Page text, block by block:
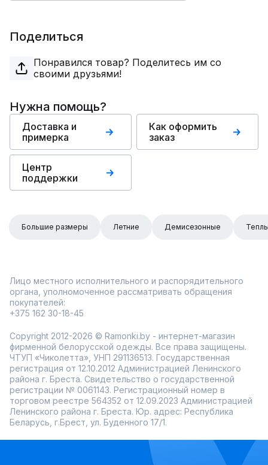
Поделиться
Понравился товар? Поделитесь им со
своими друзьями!
Нужна помощь?
Доставка и
примерка
Как оформить
заказ
Центр
поддержки
Большие размеры Летние Демисезонные
Лицо местного исполнительного и распорядительного
органа, уполномоченное рассматривать обращения
покупателей:
+375 162 30-18-45
Copyright 2012-2026 © Ramonki.by - интернет-магазин
фирменной белорусской одежды. Все права защищены.
ЧТУП «Чиколетта», УНП 291136513. Государственная
регистрация от 12.10.2012 Администрацией Ленинского
района г. Бреста. Свидетельство о государственной
регистрации № 0061143. Регистрационный номер в
торговом реестре 564352 от 12.09.2023 Администрацией
Ленинского района г. Бреста. Юр. адрес: Республика
Беларусь, г.Брест, ул. Буденного 17/1.